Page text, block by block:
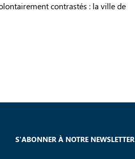
contrastés : la ville de
S'ABONNER À NOTRE NEWSLETTER